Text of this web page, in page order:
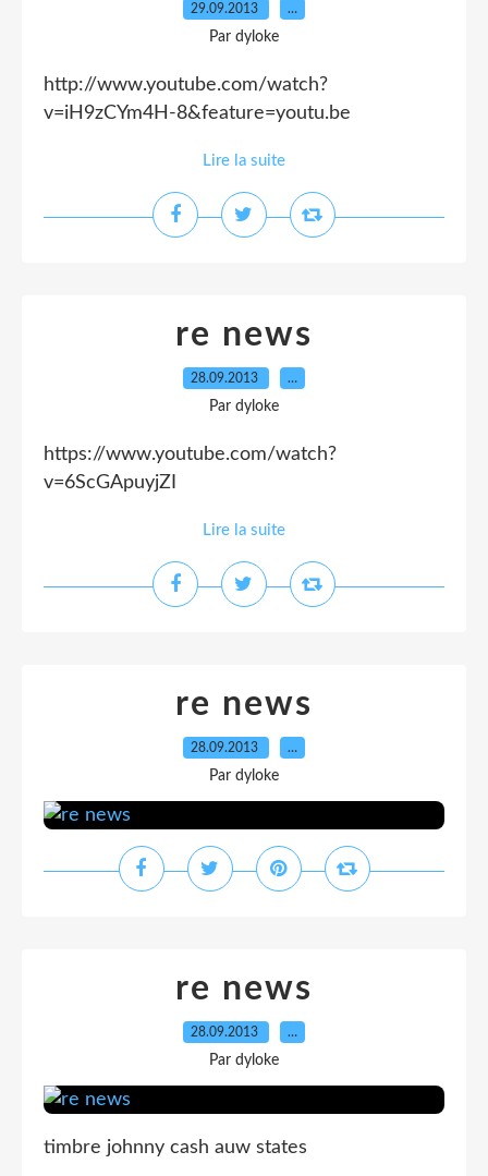
29.09.2013 …
Par dyloke
http://www.youtube.com/watch?
v=iH9zCYm4H-8&feature=youtu.be
Lire la suite
re news
28.09.2013 …
Par dyloke
https://www.youtube.com/watch?
v=6ScGApuyjZI
Lire la suite
re news
28.09.2013 …
Par dyloke
re news
28.09.2013 …
Par dyloke
timbre johnny cash auw states